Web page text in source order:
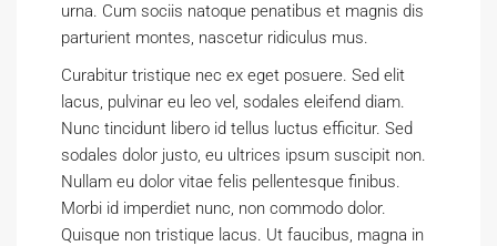
urna. Cum sociis natoque penatibus et magnis dis
parturient montes, nascetur ridiculus mus.
Curabitur tristique nec ex eget posuere. Sed elit
lacus, pulvinar eu leo vel, sodales eleifend diam.
Nunc tincidunt libero id tellus luctus efficitur. Sed
sodales dolor justo, eu ultrices ipsum suscipit non.
Nullam eu dolor vitae felis pellentesque finibus.
Morbi id imperdiet nunc, non commodo dolor.
Quisque non tristique lacus. Ut faucibus, magna in